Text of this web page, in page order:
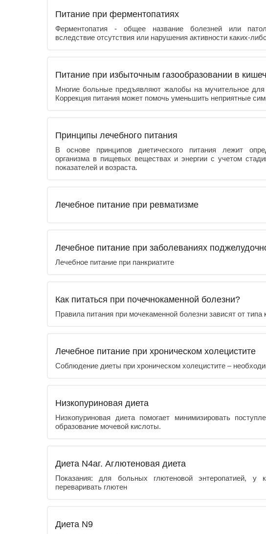
Питание при ферментопатиях
Ферментопатия - общее название болезней или
вследствие отсутствия или нарушения активности каких-
Питание при избыточным газообразовании в
Многие больные предъявляют жалобы на мучительное
Коррекция питания может помочь уменьшить неприятные
Принципы лечебного питания
В основе принципов диетического питания лежит
организма в пищевых веществах и энергии с учетом
показателей и возраста.
Лечебное питание при ревматизме
Лечебное питание при заболеваниях
Лечебное питание при панкриатите
Как питаться при почечнокаменной болезни?
Правила питания при мочекаменной болезни зависят от типа
Лечебное питание при хроническом холецистите
Соблюдение диеты при хроническом холецистите –
Низкопуриновая диета
Низкопуриновая диета помогает минимизировать
образование мочевой кислоты.
Диета N4аг. Аглютеновая диета
Показания: для больных глютеновой энтеропатией, у
переваривать глютен
Диета N9